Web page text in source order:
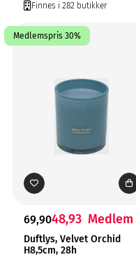
Finnes i 282 butikker
Medlemspris 30%
48,93 Medlem
69,90
Duftlys, Velvet Orchid
H8,5cm, 28h